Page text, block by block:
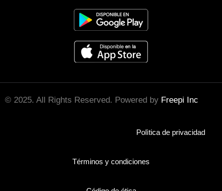
© 2025. All Rights Reserved. Powered by Freepi Inc
Polìtica de privacidad
Términos y condiciones